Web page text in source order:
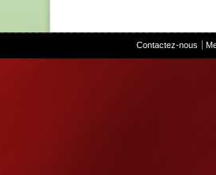
Contactez-nous